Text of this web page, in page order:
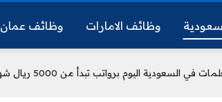
وظائف الامارات وظائف عمان
السعودية اليوم برواتب تبدأ من 5000 ريال شهريًا